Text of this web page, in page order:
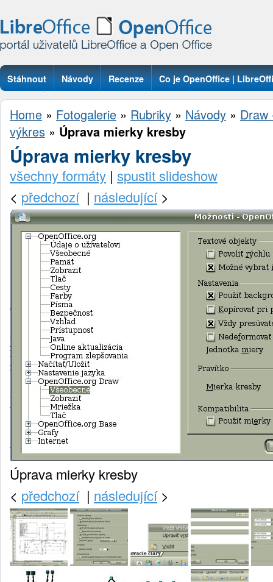
Stáhnout Návody Recenze Co je OpenOffice |
Otázky
Home » Fotogalerie » Rubriky » Návody » Draw
výkres » Úprava mierky kresby
Úprava mierky kresby
všechny formáty | spustit slideshow
< předchozí| následující>
Úprava mierky kresby
< předchozí| následující>